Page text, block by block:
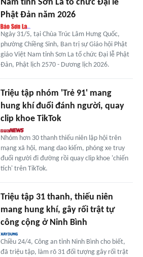
Nam tỉnh Sơn La tổ chức Đại lễ
Phật Đản năm 2026
Ngày 31/5, tại Chùa Trúc Lâm Hưng Quốc,
phường Chiềng Sinh, Ban trị sự Giáo hội Phật
giáo Việt Nam tỉnh Sơn La tổ chức Đại lễ Phật
Đản, Phật lịch 2570 - Dương lịch 2026.
Triệu tập nhóm 'Trẻ 91' mang
hung khí đuổi đánh người, quay
clip khoe TikTok
Nhóm hơn 30 thanh thiếu niên lập hội trên
mạng xã hội, mang dao kiếm, phóng xe truy
đuổi người đi đường rồi quay clip khoe 'chiến
tích' trên TikTok.
Triệu tập 31 thanh, thiếu niên
mang hung khí, gây rối trật tự
công cộng ở Ninh Bình
Chiều 24/4, Công an tỉnh Ninh Bình cho biết,
đã triệu tập, làm rõ 31 đối tượng gây rối trật